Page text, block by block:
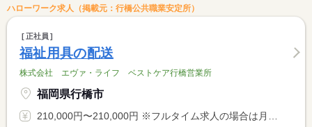
ハローワーク求人（掲載元：行橋公共職業安定所）
正社員
福祉用具の配送
株式会社 エヴァ・ライフ ベストケア行橋営業所
福岡県行橋市
210,000円〜210,000円 ※フルタイム求人の場合は月額（換算額）、パート求人の場合は時間額を表示しています。